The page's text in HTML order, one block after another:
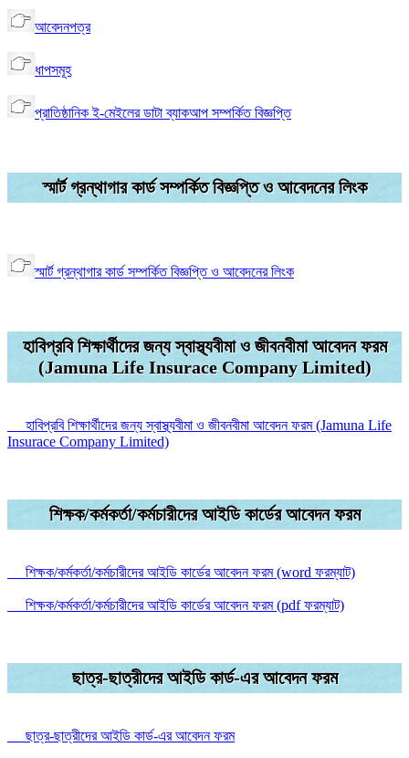
আবেদনপত্র
ধাপসমূহ
প্রাতিষ্ঠানিক ই-মেইলের ডাটা ব্যাকআপ সম্পর্কিত বিজ্ঞপ্তি
স্মার্ট গ্রন্থাগার কার্ড সম্পর্কিত বিজ্ঞপ্তি ও আবেদনের লিংক
স্মার্ট গ্রন্থাগার কার্ড সম্পর্কিত বিজ্ঞপ্তি ও আবেদনের লিংক
হাবিপ্রবি শিক্ষার্থীদের জন্য স্বাস্থ্যবীমা ও জীবনবীমা আবেদন ফরম
(Jamuna Life Insurace Company Limited)
হাবিপ্রবি শিক্ষার্থীদের জন্য স্বাস্থ্যবীমা ও জীবনবীমা আবেদন ফরম (Jamuna Life
Insurace Company Limited)
শিক্ষক/কর্মকর্তা/কর্মচারীদের আইডি কার্ডের আবেদন ফরম
শিক্ষক/কর্মকর্তা/কর্মচারীদের আইডি কার্ডের আবেদন ফরম (word ফরম্যাট)
শিক্ষক/কর্মকর্তা/কর্মচারীদের আইডি কার্ডের আবেদন ফরম (pdf ফরম্যাট)
ছাত্র-ছাত্রীদের আইডি কার্ড-এর আবেদন ফরম
ছাত্র-ছাত্রীদের আইডি কার্ড-এর আবেদন ফরম